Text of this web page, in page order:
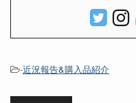
-近況報告&購入品紹介